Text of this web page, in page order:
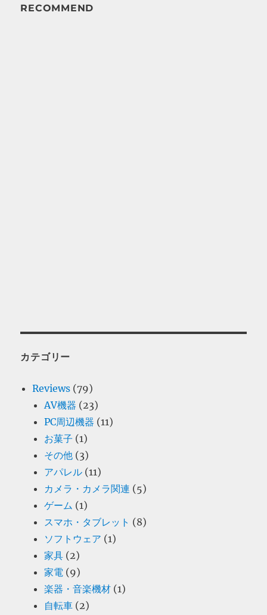
RECOMMEND
カテゴリー
Reviews (79)
AV機器 (23)
PC周辺機器 (11)
お菓子 (1)
その他 (3)
アパレル (11)
カメラ・カメラ関連 (5)
ゲーム (1)
スマホ・タブレット (8)
ソフトウェア (1)
家具 (2)
家電 (9)
楽器・音楽機材 (1)
自転車 (2)